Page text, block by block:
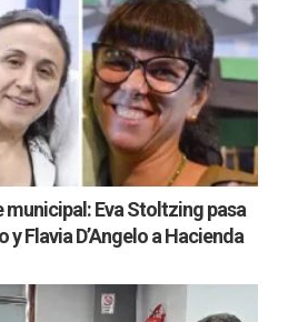
municipal: Eva Stoltzing pasa
Flavia D’Angelo a Hacienda